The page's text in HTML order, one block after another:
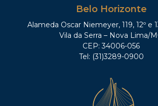
Belo Horizonte
Alameda Oscar Niemeyer, 119, 12º e
Vila da Serra – Nova Lima/
CEP: 34006-056
Tel: (31)3289-0900